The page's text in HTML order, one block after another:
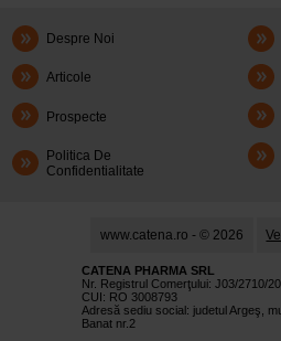
Despre Noi
Articole
Prospecte
Politica De
Confidentialitate
www.catena.ro - © 2026
CATENA PHARMA SRL
Nr. Registrul Comerţului: J03/2710/
CUI: RO 3008793
Adresă sediu social: judetul Argeş,
Banat nr.2